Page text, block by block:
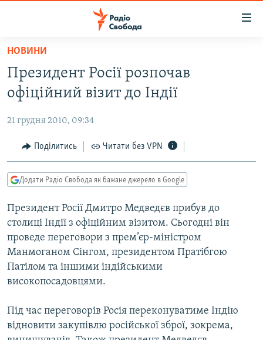
Перейти
основного
матеріалу
Перейти
до
навігації
Перейти
до
ВСЕ ЗА ДОБУ
СТАТТІ
ПОЛІТИКА
ЕКОНОМІКА
КУЛЬТУРА
СПОРТ
СВІТ
ВІЙНА
РОСІЙСЬКА «ФІЛЬТРАЦІЯ»
КРИМ.РЕАЛІЇ
ТИ ЯК?
СХЕМИ
КИТАЙ.ВИКЛИКИ
МУЛЬТИМЕДІА
СПЕЦПРОЄКТИ
ПОДКАСТИ
НОВИНИ
Президент Росії розпочав
офіційний візит до Індії
21 грудня 2010, 09:34
Поділитись Читати без VPN
Додати Радіо Свобода як бажане джерело в Google
Президент Росії Дмитро Медведєв прибув до
столиці Індії з офіційним візитом. Сьогодні він
проведе переговори з прем’єр-міністром
Манмоганом Сінгом, президентом Пратібгою
Патілом та іншими індійськими
високопосадовцями.
Під час переговорів Росія переконуватиме Індію
відновити закупівлю російської зброї, зокрема,